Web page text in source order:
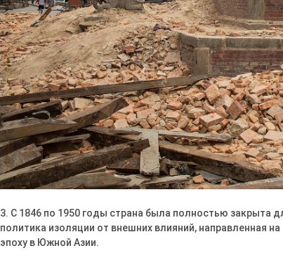
3. С 1846 по 1950 годы страна была полностью закрыта
политика изоляции от внешних влияний, направленная
эпоху в Южной Азии.